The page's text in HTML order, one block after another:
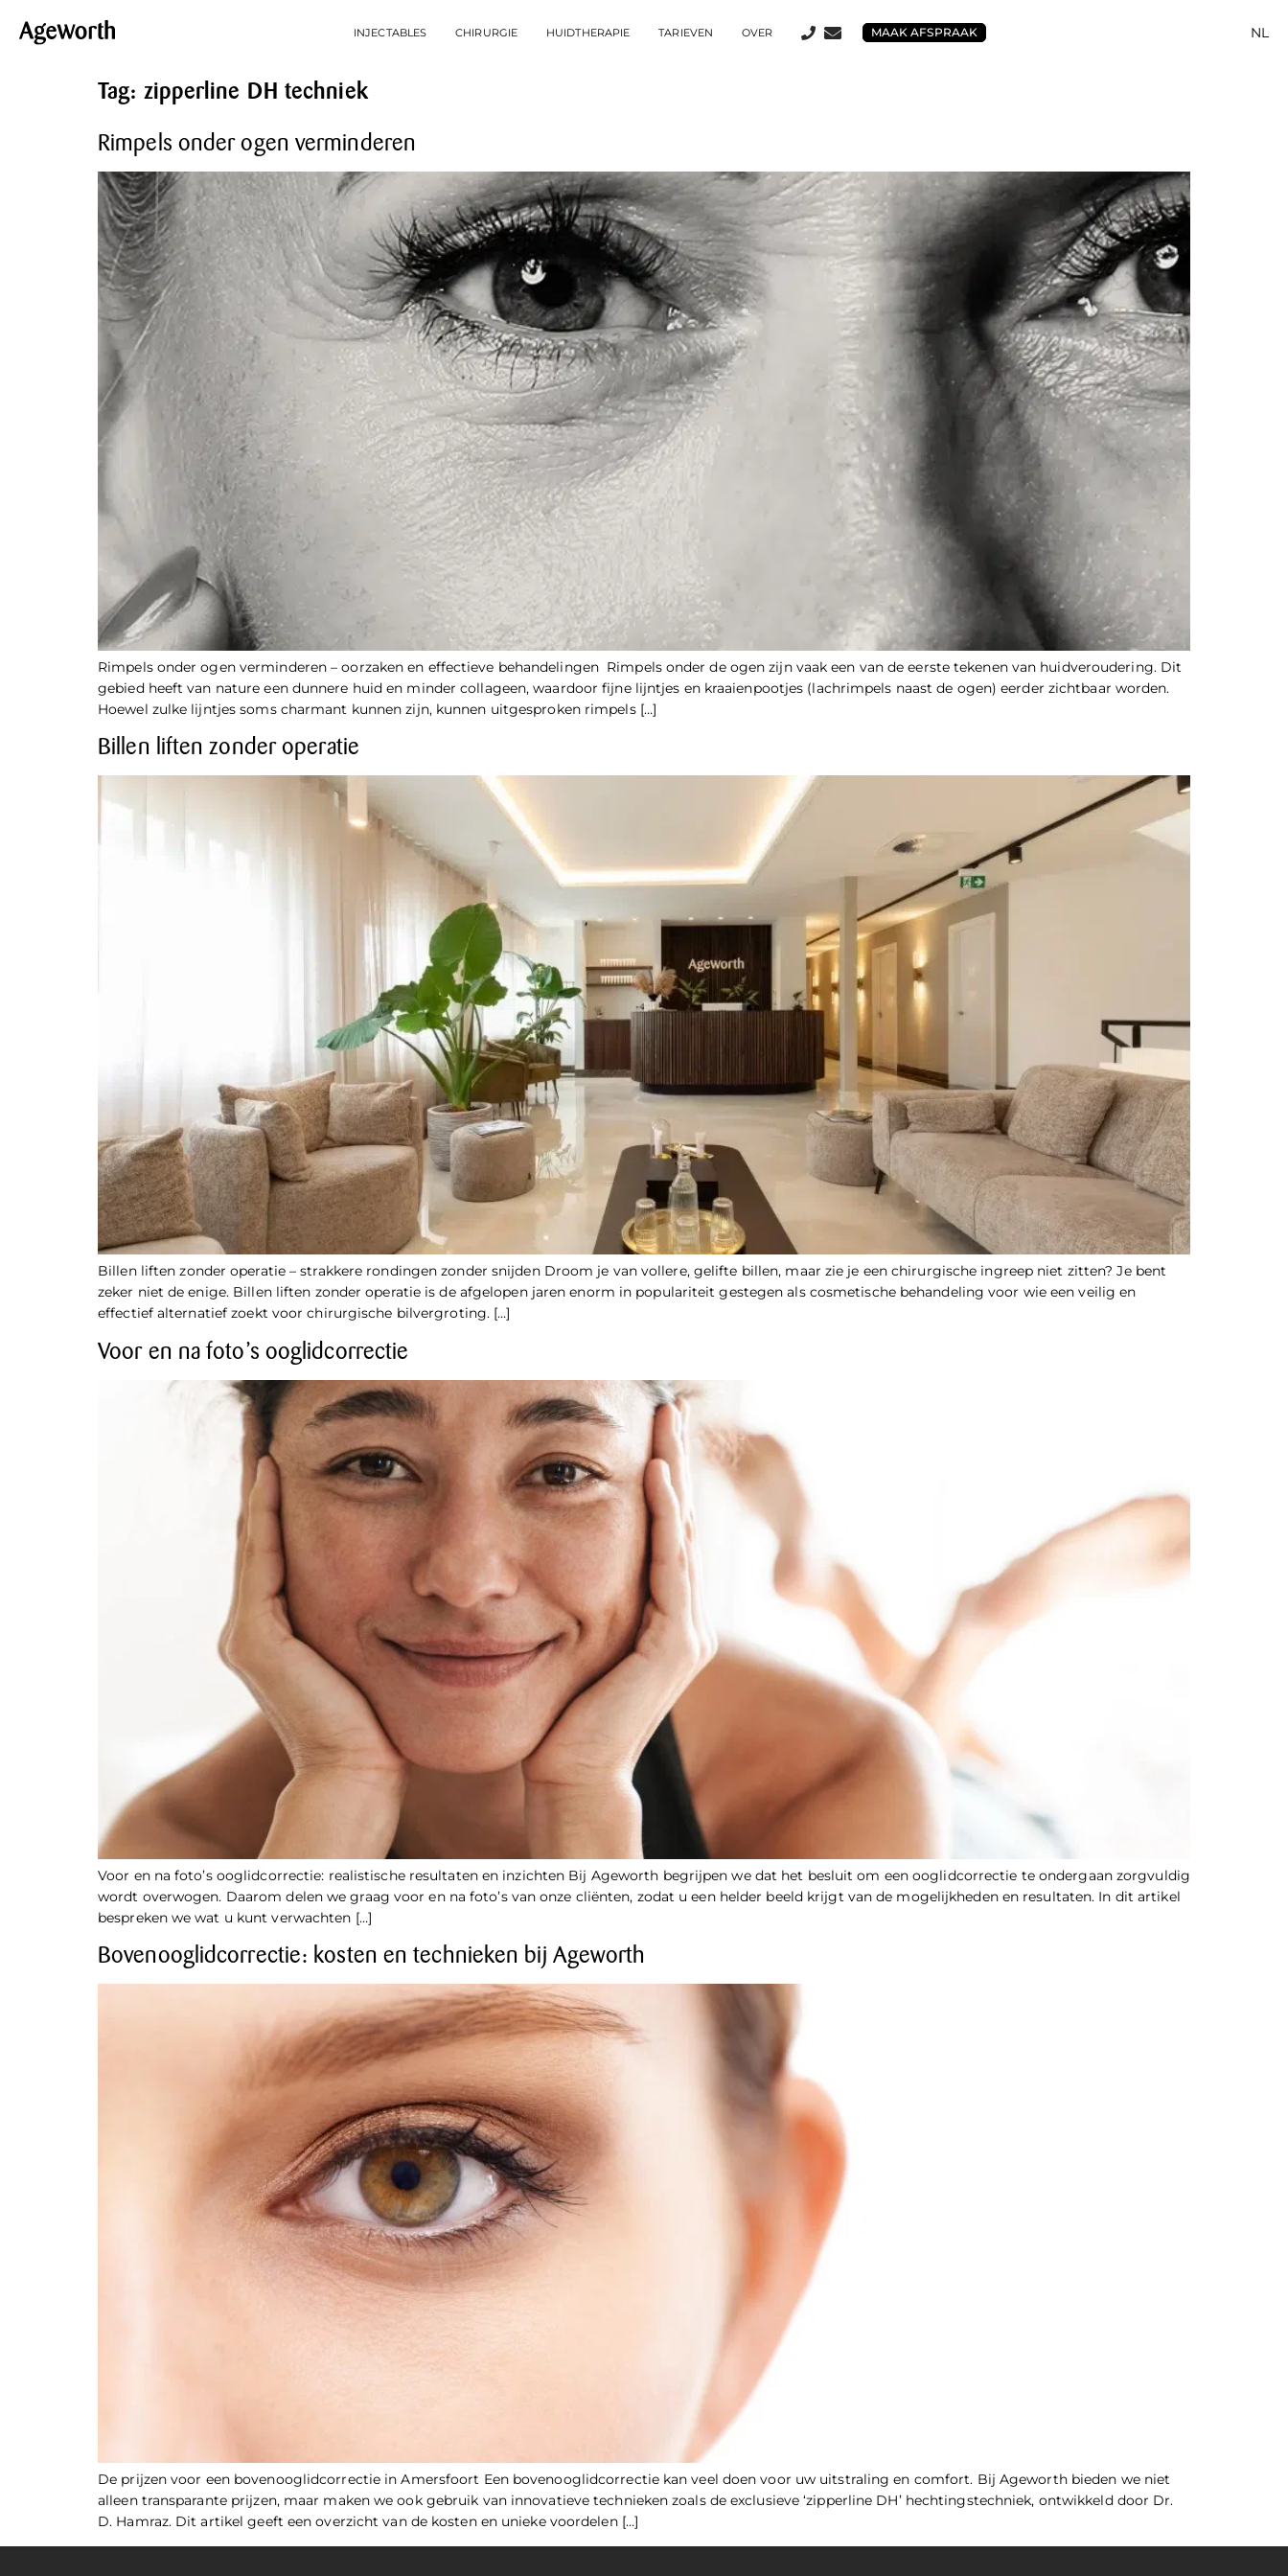
INJECTABLES CHIRURGIE HUIDTHERAPIE TARIEVEN OVER MAAK AFSPRAAK NL
Tag: zipperline DH techniek
Rimpels onder ogen verminderen
Rimpels onder ogen verminderen – oorzaken en effectieve behandelingen Rimpels onder de ogen zijn vaak een van de eerste tekenen van huidveroudering. Dit
gebied heeft van nature een dunnere huid en minder collageen, waardoor fijne lijntjes en kraaienpootjes (lachrimpels naast de ogen) eerder zichtbaar worden.
Hoewel zulke lijntjes soms charmant kunnen zijn, kunnen uitgesproken rimpels […]
Billen liften zonder operatie
Billen liften zonder operatie – strakkere rondingen zonder snijden Droom je van vollere, gelifte billen, maar zie je een chirurgische ingreep niet zitten? Je bent
zeker niet de enige. Billen liften zonder operatie is de afgelopen jaren enorm in populariteit gestegen als cosmetische behandeling voor wie een veilig en
effectief alternatief zoekt voor chirurgische bilvergroting. […]
Voor en na foto’s ooglidcorrectie
Voor en na foto’s ooglidcorrectie: realistische resultaten en inzichten Bij Ageworth begrijpen we dat het besluit om een ooglidcorrectie te ondergaan zorgvuldig
wordt overwogen. Daarom delen we graag voor en na foto’s van onze cliënten, zodat u een helder beeld krijgt van de mogelijkheden en resultaten. In dit artikel
bespreken we wat u kunt verwachten […]
Bovenooglidcorrectie: kosten en technieken bij Ageworth
De prijzen voor een bovenooglidcorrectie in Amersfoort Een bovenooglidcorrectie kan veel doen voor uw uitstraling en comfort. Bij Ageworth bieden we niet
alleen transparante prijzen, maar maken we ook gebruik van innovatieve technieken zoals de exclusieve ‘zipperline DH’ hechtingstechniek, ontwikkeld door Dr.
D. Hamraz. Dit artikel geeft een overzicht van de kosten en unieke voordelen […]